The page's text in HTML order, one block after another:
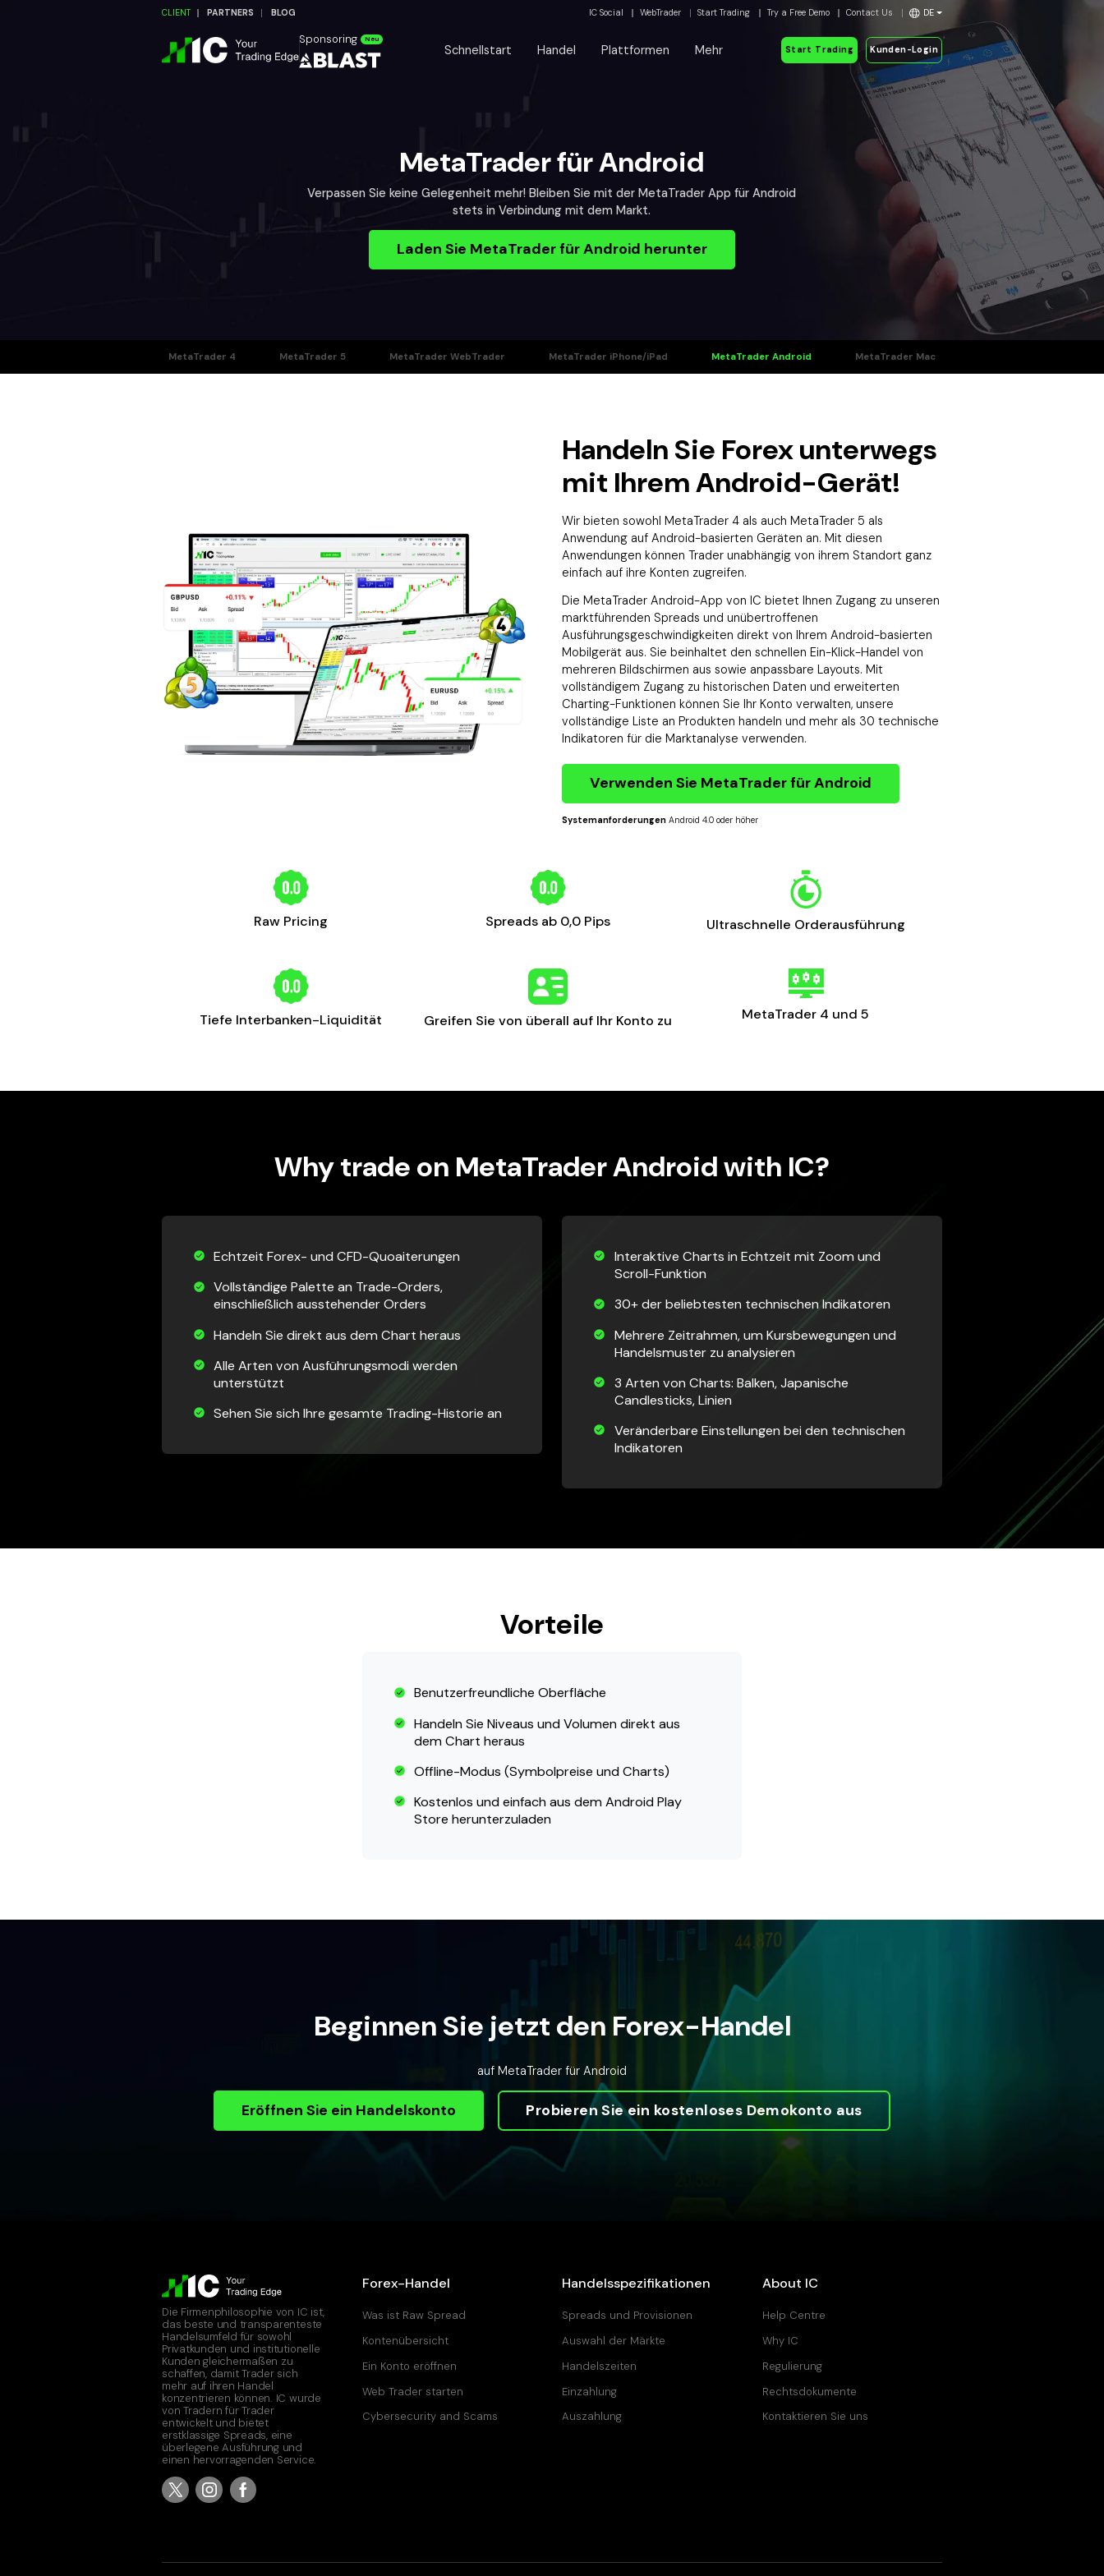
CLIENT PARTNERS BLOG IC Social WebTrader Start Trading Try a Free Demo Contact Us DE
Sponsoring Neu
Schnellstart Handel Plattformen Mehr Start Trading Kunden-Login
MetaTrader für Android
Verpassen Sie keine Gelegenheit mehr! Bleiben Sie mit der MetaTrader App für Android
stets in Verbindung mit dem Markt.
Laden Sie MetaTrader für Android herunter
MetaTrader 4 MetaTrader 5 MetaTrader WebTrader MetaTrader iPhone/iPad MetaTrader Android MetaTrader Mac
Handeln Sie Forex unterwegs
mit Ihrem Android-Gerät!
Wir bieten sowohl MetaTrader 4 als auch MetaTrader 5 als
Anwendung auf Android-basierten Geräten an. Mit diesen
Anwendungen können Trader unabhängig von ihrem Standort ganz
einfach auf ihre Konten zugreifen.
Die MetaTrader Android-App von IC bietet Ihnen Zugang zu unseren
marktführenden Spreads und unübertroffenen
Ausführungsgeschwindigkeiten direkt von Ihrem Android-basierten
Mobilgerät aus. Sie beinhaltet den schnellen Ein-Klick-Handel von
mehreren Bildschirmen aus sowie anpassbare Layouts. Mit
vollständigem Zugang zu historischen Daten und erweiterten
Charting-Funktionen können Sie Ihr Konto verwalten, unsere
vollständige Liste an Produkten handeln und mehr als 30 technische
Indikatoren für die Marktanalyse verwenden.
Verwenden Sie MetaTrader für Android
Systemanforderungen Android 4.0 oder höher
Raw Pricing Spreads ab 0,0 Pips Ultraschnelle Orderausführung
Tiefe Interbanken-Liquidität Greifen Sie von überall auf Ihr Konto zu MetaTrader 4 und 5
Why trade on MetaTrader Android with IC?
Echtzeit Forex- und CFD-Quoaiterungen
Vollständige Palette an Trade-Orders,
einschließlich ausstehender Orders
Handeln Sie direkt aus dem Chart heraus
Alle Arten von Ausführungsmodi werden
unterstützt
Sehen Sie sich Ihre gesamte Trading-Historie an
Interaktive Charts in Echtzeit mit Zoom und
Scroll-Funktion
30+ der beliebtesten technischen Indikatoren
Mehrere Zeitrahmen, um Kursbewegungen und
Handelsmuster zu analysieren
3 Arten von Charts: Balken, Japanische
Candlesticks, Linien
Veränderbare Einstellungen bei den technischen
Indikatoren
Vorteile
Benutzerfreundliche Oberfläche
Handeln Sie Niveaus und Volumen direkt aus
dem Chart heraus
Offline-Modus (Symbolpreise und Charts)
Kostenlos und einfach aus dem Android Play
Store herunterzuladen
Beginnen Sie jetzt den Forex-Handel
auf MetaTrader für Android
Eröffnen Sie ein Handelskonto Probieren Sie ein kostenloses Demokonto aus
Die Firmenphilosophie von IC ist,
das beste und transparenteste
Handelsumfeld für sowohl
Privatkunden und institutionelle
Kunden gleichermaßen zu
schaffen, damit Trader sich
mehr auf ihren Handel
konzentrieren können. IC wurde
von Tradern für Trader
entwickelt und bietet
erstklassige Spreads, eine
überlegene Ausführung und
einen hervorragenden Service.
Forex-Handel
Was ist Raw Spread
Kontenübersicht
Ein Konto eröffnen
Web Trader starten
Cybersecurity and Scams
Handelsspezifikationen
Spreads und Provisionen
Auswahl der Märkte
Handelszeiten
Einzahlung
Auszahlung
About IC
Help Centre
Why IC
Regulierung
Rechtsdokumente
Kontaktieren Sie uns